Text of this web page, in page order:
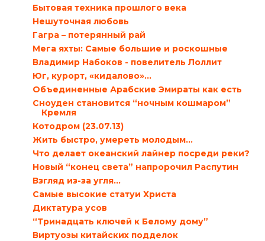
Бытовая техника прошлого века
Нешуточная любовь
Гагра – потерянный рай
Мега яхты: Самые большие и роскошные
Владимир Набоков - повелитель Лоллит
Юг, курорт, «кидалово»…
Объединенные Арабские Эмираты как есть
Сноуден становится “ночным кошмаром”
Кремля
Котодром (23.07.13)
Жить быстро, умереть молодым…
Что делает океанский лайнер посреди реки?
Новый “конец света” напророчил Распутин
Взгляд из-за угля…
Самые высокие статуи Христа
Диктатура усов
“Тринадцать ключей к Белому дому”
Виртуозы китайских подделок